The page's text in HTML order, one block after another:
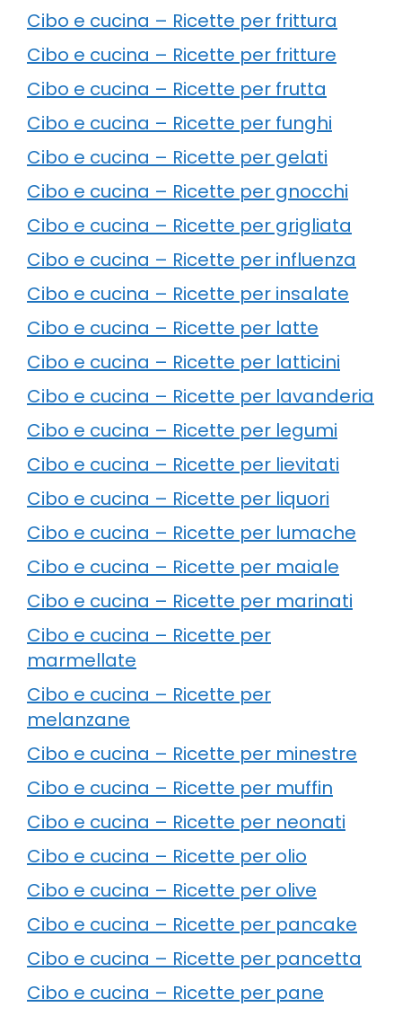
Cibo e cucina – Ricette per frittura
Cibo e cucina – Ricette per fritture
Cibo e cucina – Ricette per frutta
Cibo e cucina – Ricette per funghi
Cibo e cucina – Ricette per gelati
Cibo e cucina – Ricette per gnocchi
Cibo e cucina – Ricette per grigliata
Cibo e cucina – Ricette per influenza
Cibo e cucina – Ricette per insalate
Cibo e cucina – Ricette per latte
Cibo e cucina – Ricette per latticini
Cibo e cucina – Ricette per lavanderia
Cibo e cucina – Ricette per legumi
Cibo e cucina – Ricette per lievitati
Cibo e cucina – Ricette per liquori
Cibo e cucina – Ricette per lumache
Cibo e cucina – Ricette per maiale
Cibo e cucina – Ricette per marinati
Cibo e cucina – Ricette per
marmellate
Cibo e cucina – Ricette per
melanzane
Cibo e cucina – Ricette per minestre
Cibo e cucina – Ricette per muffin
Cibo e cucina – Ricette per neonati
Cibo e cucina – Ricette per olio
Cibo e cucina – Ricette per olive
Cibo e cucina – Ricette per pancake
Cibo e cucina – Ricette per pancetta
Cibo e cucina – Ricette per pane